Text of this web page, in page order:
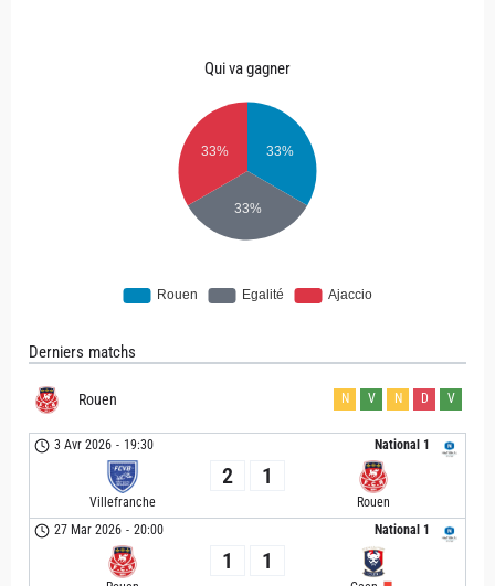
Qui va gagner
Derniers matchs
Rouen N V N D V
National 1
3 Avr 2026 - 19:30
Villefranche
2 1
Rouen
National 1
27 Mar 2026 - 20:00
1 1